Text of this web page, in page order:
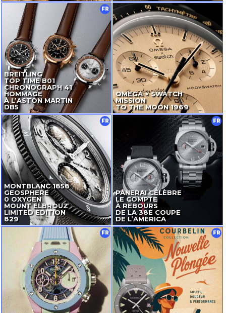
BREITLING
TOP TIME B01
CHRONOGRAPH 41
HOMMAGE
À L’ASTON MARTIN
DB5
FR
OMEGA × SWATCH
MISSION
TO THE MOON 1969
MONTBLANC 1858
GEOSPHERE
0 OXYGEN
MOUNT ELBROUZ
LIMITED EDITION
829
FR
PANERAI CÉLÈBRE
LE COMPTE
À REBOURS
DE LA 38E COUPE
DE L’AMERICA
FR
FR FR